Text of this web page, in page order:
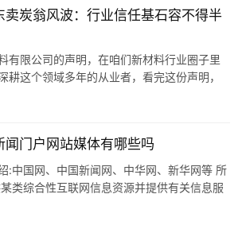
卖炭翁风波：行业信任基石容不得半
有限公司的声明，在咱们新材料行业圈子里
耕这个领域多年的从业者，看完这份声明，
闻门户网站媒体有哪些吗
:中国网、中国新闻网、中华网、新华网等 所
类综合性互联网信息资源并提供有关信息服